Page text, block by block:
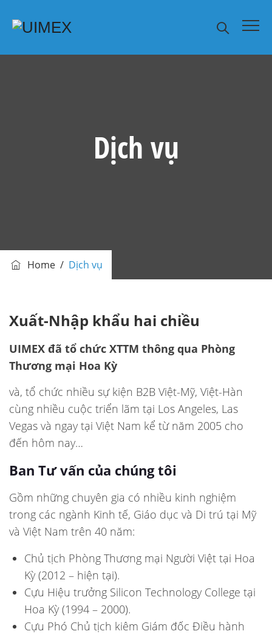
Dịch vụ
Home / Dịch vụ
Xuất-Nhập khẩu hai chiều
UIMEX đã tổ chức XTTM thông qua Phòng
Thương mại Hoa Kỳ
và, tổ chức nhiều sự kiện B2B Việt-Mỹ, Việt-Hàn
cùng nhiều cuộc triển lãm tại Los Angeles, Las
Vegas và ngay tại Việt Nam kể từ năm 2005 cho
đến hôm nay…
Ban Tư vấn của chúng tôi
Gồm những chuyên gia có nhiều kinh nghiệm
trong các ngành Kinh tế, Giáo dục và Di trú tại Mỹ
và Việt Nam trên 40 năm:
Chủ tịch Phòng Thương mại Người Việt tại Hoa
Kỳ (2012 – hiện tại).
Cựu Hiệu trưởng Silicon Technology College tại
Hoa Kỳ (1994 – 2000).
Cựu Phó Chủ tịch kiêm Giám đốc Điều hành